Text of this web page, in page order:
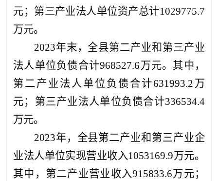
元；第三产业法人单位资产总计1029775.7
万元。
2023年末，全县第二产业和第三产业
法人单位负债合计968527.6万元。其中，
第二产业法人单位负债合计631993.2 万
元；第三产业法人单位负债合计336534.4
万元。
2023年，全县第二产业和第三产业企
业法人单位实现营业收入1053169.9万元。
其中，第二产业营业收入915833.6万元；